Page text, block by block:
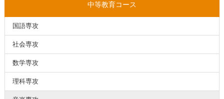
中等教育コース
国語専攻
社会専攻
数学専攻
理科専攻